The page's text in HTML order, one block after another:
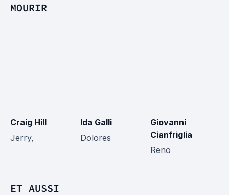
MOURIR
Craig Hill
Jerry,
Ida Galli
Dolores
Giovanni
Cianfriglia
Reno
ET AUSSI